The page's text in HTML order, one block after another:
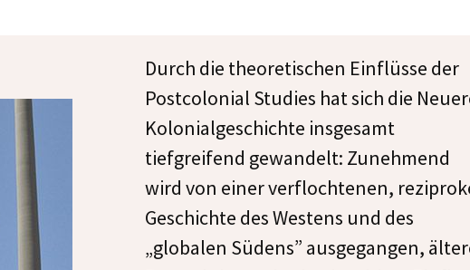
Durch die theoretischen Einflüsse der
Postcolonial Studies hat sich die
Kolonialgeschichte insgesamt
tiefgreifend gewandelt: Zunehmend
wird von einer verflochtenen,
Geschichte des Westens und des
„globalen Südens” ausgegangen,